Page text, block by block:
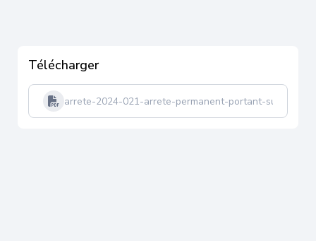
Télécharger
arrete-2024-021-arrete-permanent-portant-sur-la-